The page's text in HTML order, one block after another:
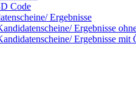
Code
Ergebnisse
Ergebnisse
Ergebnisse mit